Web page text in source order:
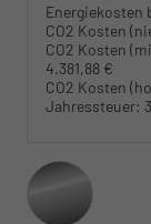
Energiekosten
CO2 Kosten
CO2 Kosten
4.381,88 €
CO2 Kosten
Jahressteuer: